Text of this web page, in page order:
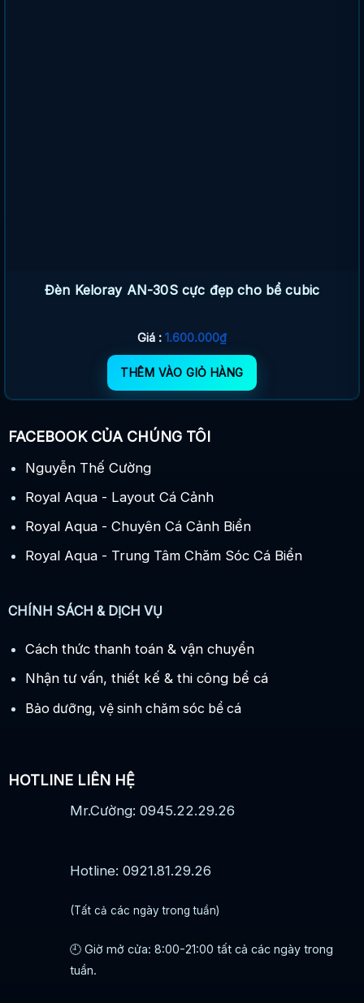
Đèn Keloray AN-30S cực đẹp cho bể cubic
Giá : 1.600.000₫
THÊM VÀO GIỎ HÀNG
FACEBOOK CỦA CHÚNG TÔI
Nguyễn Thế Cường
Royal Aqua - Layout Cá Cảnh
Royal Aqua - Chuyên Cá Cảnh Biển
Royal Aqua - Trung Tâm Chăm Sóc Cá Biển
CHÍNH SÁCH & DỊCH VỤ
Cách thức thanh toán & vận chuyển
Nhận tư vấn, thiết kế & thi công bể cá
Bảo dưỡng, vệ sinh chăm sóc bể cá
HOTLINE LIÊN HỆ
Mr.Cường: 0945.22.29.26
Hotline: 0921.81.29.26
(Tất cả các ngày trong tuần)
🕘 Giờ mở cửa: 8:00-21:00 tất cả các ngày trong
tuần.